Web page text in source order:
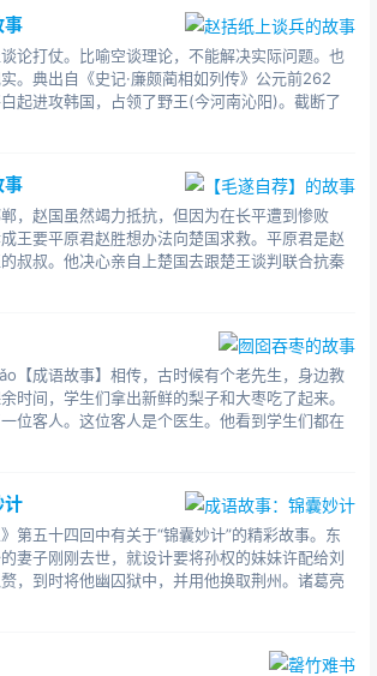
事
论打仗。比喻空谈理论，不能解决实际问题。也
。典出自《史记·廉颇蔺相如列传》公元前262
起进攻韩国，占领了野王(今河南沁阳)。截断了
事
，赵国虽然竭力抵抗，但因为在长平遭到惨败
王要平原君赵胜想办法向楚国求救。平原君是赵
叔叔。他决心亲自上楚国去跟楚王谈判联合抗秦
【成语故事】相传，古时候有个老先生，身边教
时间，学生们拿出新鲜的梨子和大枣吃了起来。
位客人。这位客人是个医生。他看到学生们都在
计
第五十四回中有关于“锦囊妙计”的精彩故事。东
妻子刚刚去世，就设计要将孙权的妹妹许配给刘
，到时将他幽囚狱中，并用他换取荆州。诸葛亮